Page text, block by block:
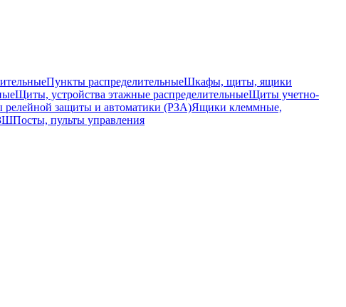
Пункты распределительныеШкафы, щиты, ящики
Щиты, устройства этажные распределительныеЩиты учетно-
защиты и автоматики (РЗА)Ящики клеммные,
Посты, пульты управления